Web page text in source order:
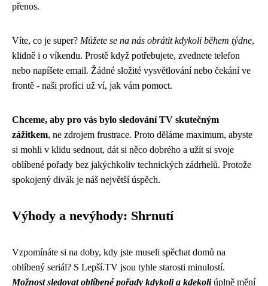
přenos.
Víte, co je super? Můžete se na nás obrátit kdykoli během týdne,
klidně i o víkendu. Prostě když potřebujete, zvednete telefon
nebo napíšete email. Žádné složité vysvětlování nebo čekání ve
frontě - naši profíci už ví, jak vám pomoct.
Chceme, aby pro vás bylo sledování TV skutečným
zážitkem, ne zdrojem frustrace. Proto děláme maximum, abyste
si mohli v klidu sednout, dát si něco dobrého a užít si svoje
oblíbené pořady bez jakýchkoliv technických zádrhelů. Protože
spokojený divák je náš největší úspěch.
Výhody a nevýhody: Shrnutí
Vzpomínáte si na doby, kdy jste museli spěchat domů na
oblíbený seriál? S Lepší.TV jsou tyhle starosti minulostí.
Možnost sledovat oblíbené pořady kdykoli a kdekoliúplně mění